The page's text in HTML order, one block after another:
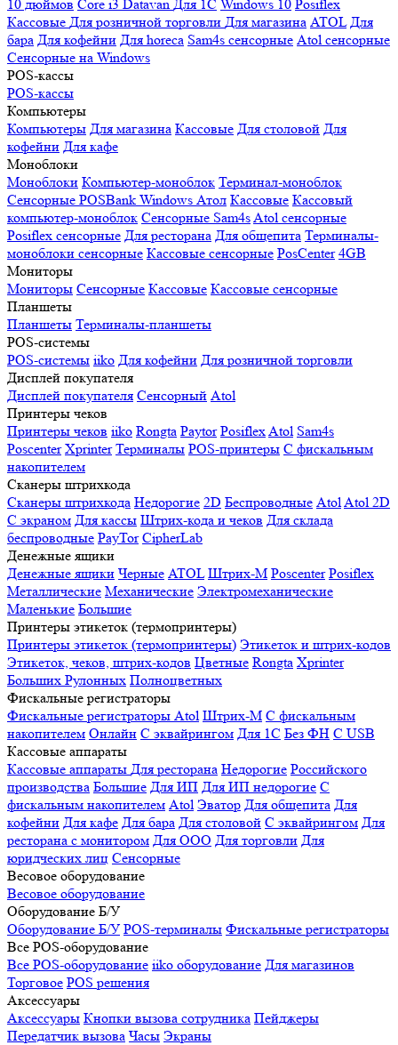
10 дюймов Core i3 Datavan Для 1С Windows 10 Posiflex
Кассовые Для розничной торговли Для магазина ATOL Для
бара Для кофейни Для horeca Sam4s сенсорные Atol сенсорные
Сенсорные на Windows
POS-кассы
POS-кассы
Компьютеры
Компьютеры Для магазина Кассовые Для столовой Для
кофейни Для кафе
Моноблоки
Моноблоки Компьютер-моноблок Терминал-моноблок
Сенсорные POSBank Windows Атол Кассовые Кассовый
компьютер-моноблок Сенсорные Sam4sAtol сенсорные
Posiflex сенсорные Для ресторана Для общепита Терминалы-
моноблоки сенсорные Кассовые сенсорные PosCenter 4GB
Мониторы
Мониторы Сенсорные Кассовые Кассовые сенсорные
Планшеты
Планшеты Терминалы-планшеты
POS-системы
POS-системы iiko Для кофейни Для розничной торговли
Дисплей покупателя
Дисплей покупателя Сенсорный Atol
Принтеры чеков
Принтеры чеков iiko Rongta Paytor PosiflexAtol Sam4s
Poscenter Xprinter Терминалы POS-принтеры С фискальным
накопителем
Сканеры штрихкода
Сканеры штрихкода Недорогие 2D Беспроводные AtolAtol 2D
С экраном Для кассы Штрих-кода и чеков Для склада
беспроводные PayTor CipherLab
Денежные ящики
Денежные ящики Черные ATOL Штрих-М Poscenter Posiflex
Металлические Механические Электромеханические
Маленькие Большие
Принтеры этикеток (термопринтеры)
Принтеры этикеток (термопринтеры) Этикеток и штрих-кодов
Этикеток, чеков, штрих-кодов Цветные Rongta Xprinter
Больших Рулонных Полноцветных
Фискальные регистраторы
Фискальные регистраторы Atol Штрих-М С фискальным
накопителем Онлайн С эквайрингом Для 1С Без ФН С USB
Кассовые аппараты
Кассовые аппараты Для ресторана Недорогие Российского
производства Большие Для ИП Для ИП недорогие С
фискальным накопителем Atol Эватор Для общепита Для
кофейни Для кафе Для бара Для столовой С эквайрингом Для
ресторана с монитором Для ООО Для торговли Для
юридческих лиц Сенсорные
Весовое оборудование
Весовое оборудование
Оборудование Б/У
Оборудование Б/У POS-терминалы Фискальные регистраторы
Все POS-оборудование
Все POS-оборудование iiko оборудование Для магазинов
Торговое POS решения
Аксессуары
Аксессуары Кнопки вызова сотрудника Пейджеры
Передатчик вызова Часы Экраны